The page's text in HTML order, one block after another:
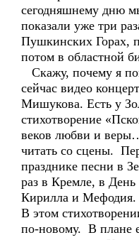
сегодняшнему дню
показали уже три
Пушкинских Горах,
потом в областной
Скажу, почему я
сейчас видео
Мишукова. Есть у
стихотворение
веков любви и
читать со сцены.
празднике песни в
раз в Кремле, в
Кирилла и Мефодия.
В этом
по-новому. В плане